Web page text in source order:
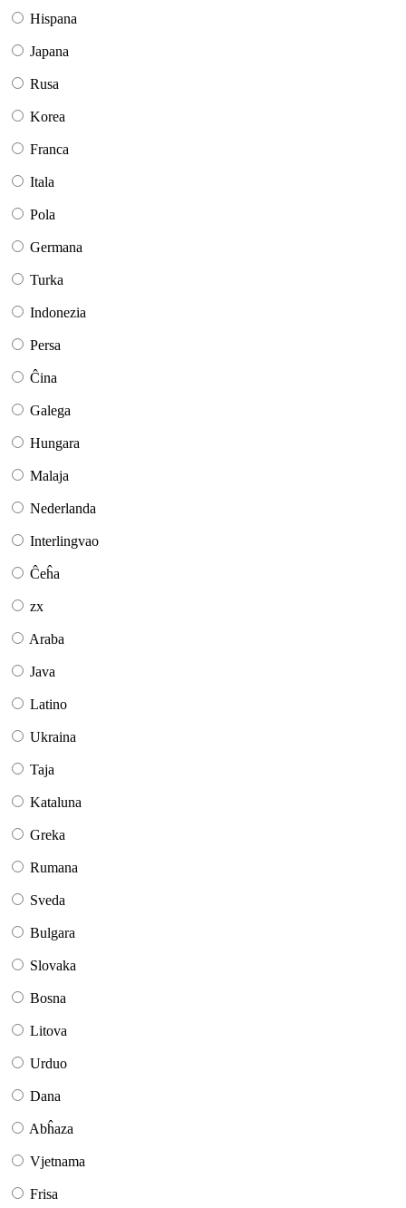
Hispana
Japana
Rusa
Korea
Franca
Itala
Pola
Germana
Turka
Indonezia
Persa
Ĉina
Galega
Hungara
Malaja
Nederlanda
Interlingvao
Ĉeĥa
zx
Araba
Java
Latino
Ukraina
Taja
Kataluna
Greka
Rumana
Sveda
Bulgara
Slovaka
Bosna
Litova
Urduo
Dana
Abĥaza
Vjetnama
Frisa